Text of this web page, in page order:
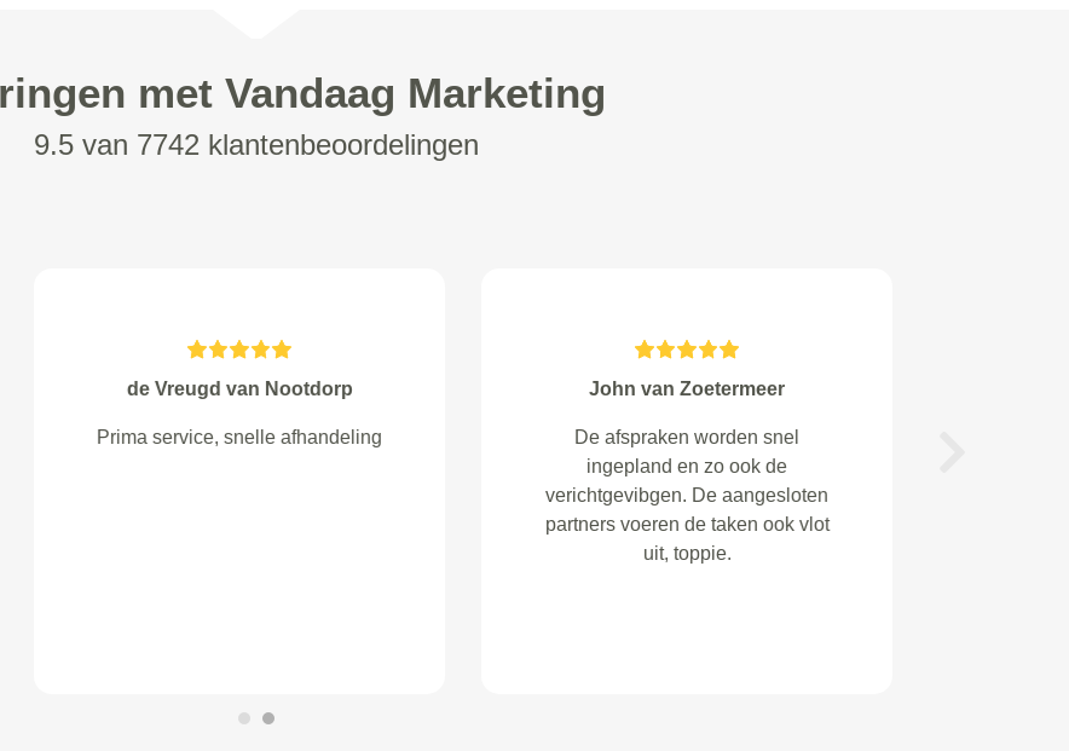
met Vandaag Marketing
9.5 van 7742 klantenbeoordelingen
van Kat van Steenwijk
de meneer van de apk heeft goed
Moll van Helmond
Garagehouder was super aardig,
ik werd zelfs met koffie en koek
ontvangen, top!